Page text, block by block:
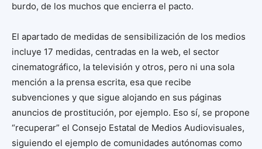
burdo, de los muchos que encierra el pacto.
El apartado de medidas de sensibilización de los medios
incluye 17 medidas, centradas en la web, el sector
cinematográfico, la televisión y otros, pero ni una sola
mención a la prensa escrita, esa que recibe
subvenciones y que sigue alojando en sus páginas
anuncios de prostitución, por ejemplo. Eso sí, se propone
“recuperar” el Consejo Estatal de Medios Audiovisuales,
siguiendo el ejemplo de comunidades autónomas como